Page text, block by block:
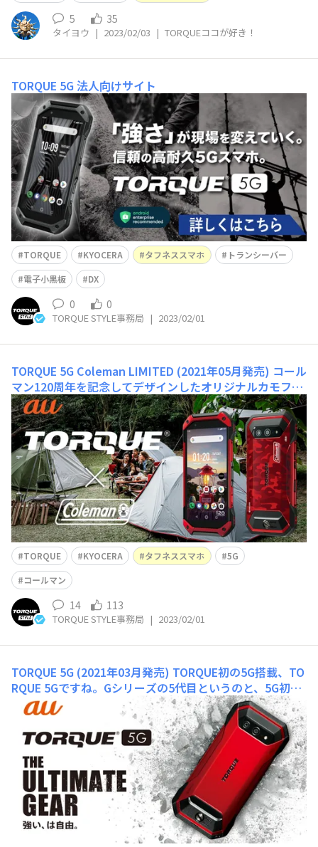
5 35
タイヨウ | 2023/02/03 | TORQUEココが好き！
TORQUE 5G 法人向けサイト
TORQUE KYOCERA タフネススマホ
トランシーバー
電子小黒板
DX
0 0
TORQUE STYLE事務局 | 2023/02/01
TORQUE 5G Coleman LIMITED (2021年05月発売) コール
マン120周年を記念してデザインしたオリジナルカモフ
ラ。従来単色だったカラーバリエーションに模様を入れた
初挑戦モデルでした。コラボグッズの期間限定販売や、コ
ラボキャンペーンなど、TORQUEファンの皆様・コールマ
ンファンの皆様から喜ばしいお声をいただき感謝です。
TORQUE KYOCERA タフネススマホ
5G
コールマン
14 113
TORQUE STYLE事務局 | 2023/02/01
TORQUE 5G (2021年03月発売) TORQUE初の5G搭載、TO
RQUE 5Gですね。Gシリーズの5代目というのと、5G初搭
載、2つのGと２つの5がちょうど重なったモデル。ボディ
デザイン / タフネス設計ナイトモード / ActionOverlay /
マルチカメラフロントステレオスピーカー / 約5.5インチ
ディスプレイ / 指紋